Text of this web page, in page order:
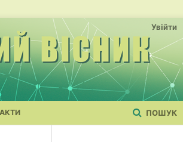
ПОШУК
Увійти